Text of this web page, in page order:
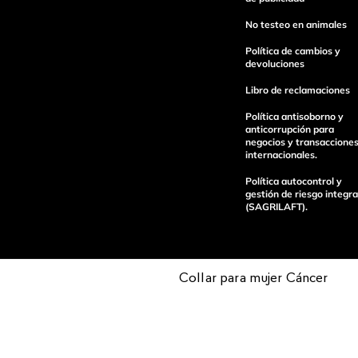
Collar para mujer Cáncer
No testeo en animales
Política de cambios y
devoluciones
Libro de reclamaciones
Política antisoborno y
anticorrupción para
negocios y transacciones
internacionales.
Política autocontrol y
gestión de riesgo
(SAGRILAFT).